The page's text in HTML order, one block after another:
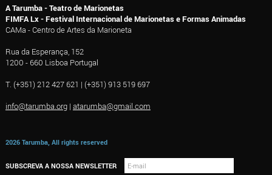
A Tarumba - Teatro de Marionetas
FIMFA Lx - Festival Internacional de Marionetas e Formas Animadas
CAMa - Centro de Artes da Marioneta
Rua da Esperança, 152
1200 - 660 Lisboa Portugal
T. (+351) 212 427 621 | (+351) 913 519 697
info@tarumba.org| atarumba@gmail.com
2026 Tarumba, All rights reserved
SUBSCREVA A NOSSA NEWSLETTER